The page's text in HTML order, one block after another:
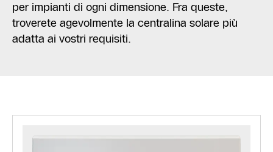
per impianti di ogni dimensione. Fra queste,
troverete agevolmente la centralina solare più
adatta ai vostri requisiti.